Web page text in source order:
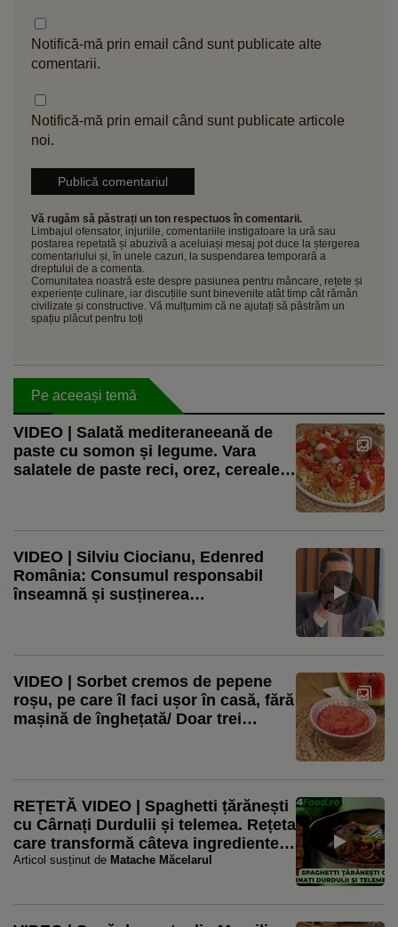
Notifică-mă prin email când sunt publicate alte
comentarii.
Notifică-mă prin email când sunt publicate articole
noi.
Vă rugăm să păstrați un ton respectuos în comentarii.
Limbajul ofensator, injuriile, comentariile instigatoare la ură sau
postarea repetată și abuzivă a aceluiași mesaj pot duce la ștergerea
comentariului și, în unele cazuri, la suspendarea temporară a
dreptului de a comenta.
Comunitatea noastră este despre pasiunea pentru mâncare, rețete și
experiențe culinare, iar discuțiile sunt binevenite atât timp cât rămân
civilizate și constructive. Vă mulțumim că ne ajutați să păstrăm un
spațiu plăcut pentru toți
Pe aceeași temă
VIDEO | Salată mediteraneeană de
paste cu somon și legume. Vara
salatele de paste reci, orez, cereale
VIDEO | Silviu Ciocianu, Edenred
România: Consumul responsabil
înseamnă și susținerea
a cererii pentru produse locale
VIDEO | Sorbet cremos de pepene
roșu, pe care îl faci ușor în casă, fără
mașină de înghețată/ Doar trei
REȚETĂ VIDEO | Spaghetti țărănești
cu Cârnați Durdulii și telemea. Rețeta
care transformă câteva ingrediente
simple într-o masă plină de gust
Articol susținut de Matache Măcelarul